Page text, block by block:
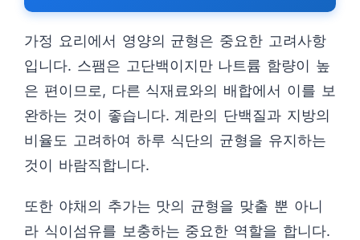
가정 요리에서 영양의 균형은 중요한 고려사항
입니다. 스팸은 고단백이지만 나트륨 함량이 높
은 편이므로, 다른 식재료와의 배합에서 이를 보
완하는 것이 좋습니다. 계란의 단백질과 지방의
비율도 고려하여 하루 식단의 균형을 유지하는
것이 바람직합니다.
또한 야채의 추가는 맛의 균형을 맞출 뿐 아니
라 식이섬유를 보충하는 중요한 역할을 합니다.